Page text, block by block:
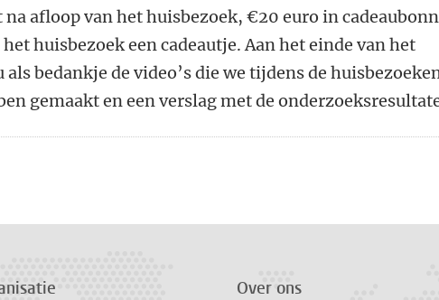
afloop van het huisbezoek, €20 euro in
huisbezoek een cadeautje. Aan het einde van het
bedankje de video’s die we tijdens de
gemaakt en een verslag met de
via Mastodon
Over ons